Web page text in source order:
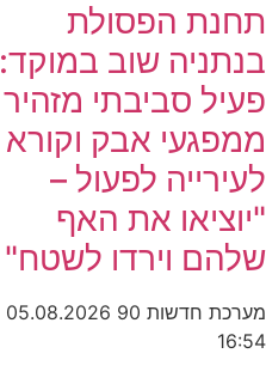
תחנת הפסולת
בנתניה שוב במוקד:
פעיל סביבתי מזהיר
ממפגעי אבק וקורא
לעירייה לפעול –
"יוציאו את האף
שלהם וירדו לשטח"
מערכת חדשות 90
05.08.2026
16:54